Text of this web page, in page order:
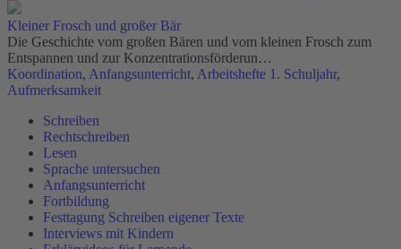
Kleiner Frosch und großer Bär
Die Geschichte vom großen Bären und vom kleinen Frosch zum
Entspannen und zur Konzentrationsförderun…
Koordination, Anfangsunterricht, Arbeitshefte 1. Schuljahr,
Aufmerksamkeit
Schreiben
Rechtschreiben
Lesen
Sprache untersuchen
Anfangsunterricht
Fortbildung
Festtagung Schreiben eigener Texte
Interviews mit Kindern